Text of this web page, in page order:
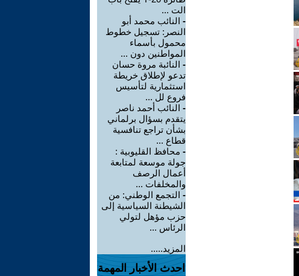
الت ...
- النائب محمد أبو
النصر: تسجيل خطوط
محمول بأسماء
المواطنين دون ...
- النائبة مروة حسان
تدعو لإطلاق خريطة
استثمارية لتأسيس
فروع لل ...
- النائب أحمد ناصر
يتقدم بسؤال برلماني
بشأن تراجع تنافسية
قطاع ...
- محافظ القليوبية :
جولة موسعة لمتابعة
أعمال الرصف
والمخلفات ...
- التجمع الوطني: من
الشيطنة السياسية إلى
حزب مؤهل لتولي
الرئاس ...
المزيد.....
احدث الأخبار المهمة